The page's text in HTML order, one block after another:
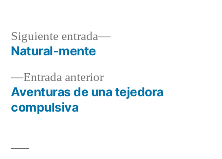
Navegación
de
entradas
Entrada anteriorEntrada
anterior:
Aventuras de una tejedora
compulsiva
Siguiente entrada
Siguiente
Natural-mente